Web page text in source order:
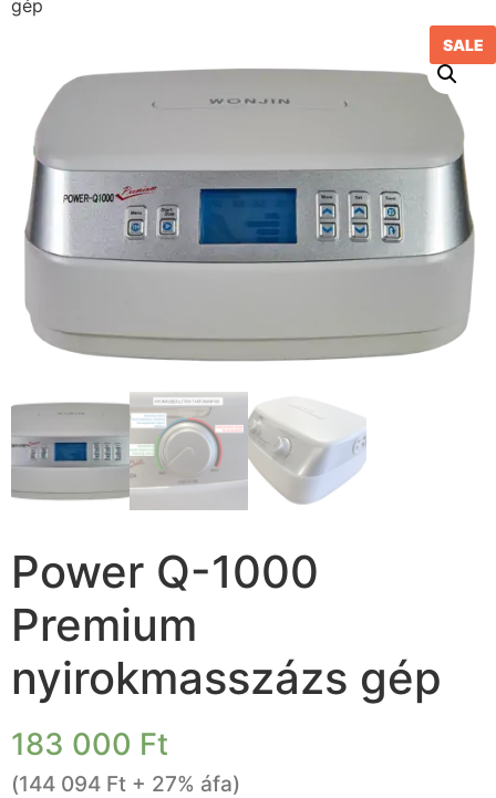
gép
SALE
Power Q-1000
Premium
nyirokmasszázs gép
183 000 Ft
(144 094 Ft + 27% áfa)